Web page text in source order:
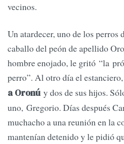
vecinos.
Un atardecer, uno de los perros
caballo del peón de apellido
hombre enojado, le gritó “la
perro”. Al otro día el
a Oronúy dos de sus hijos.
uno, Gregorio. Días después
muchacho a una reunión en la
mantenían detenido y le pidió